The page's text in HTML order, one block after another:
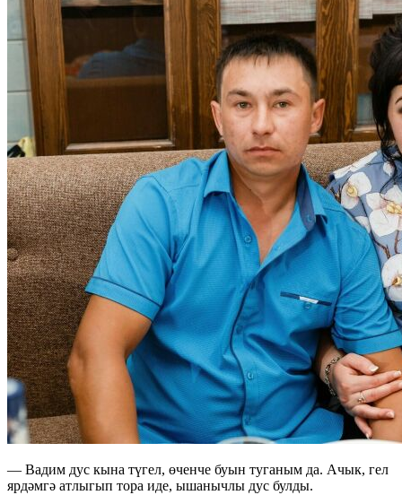
— Вадим дус кына түгел, өченче буын туганым да. Ачык, гел
ярдәмгә атлыгып тора иде, ышанычлы дус булды.